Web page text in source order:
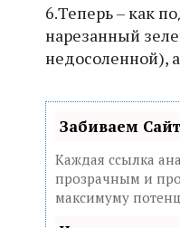
6.Теперь – как
нарезанный
недосоленной),
Забиваем
Каждая ссылка
прозрачным и
максимуму